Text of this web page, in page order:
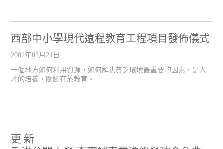
西部中小學現代遠程教育工程項目發佈儀式
2001年02月24日
一個地方如何利用資源，如何解決貧乏環境最重要的因素，是人
才的培養，關鍵在於教育。
更 新